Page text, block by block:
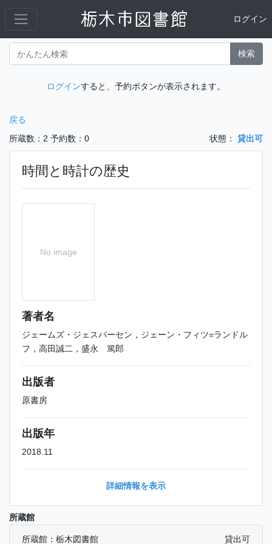
ログイン
検索
ログインすると、予約ボタンが表示されます。
戻る
所蔵数：2 予約数：0 状態： 貸出可
時間と時計の歴史
No image
著者名
ジェームズ・ジェスパーセン，ジェーン・フィツ=ランドル
フ，高田誠二，盛永 篤郎
出版者
原書房
出版年
2018.11
詳細情報を表示
所蔵館
所蔵館：栃木図書館 貸出可